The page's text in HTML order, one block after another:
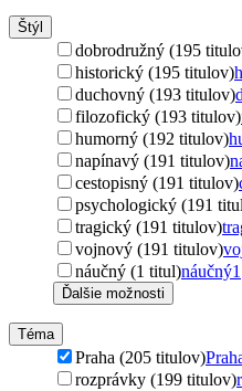
Štýl
dobrodružný (195
historický (195 titulov)
duchovný (193 titulov)
filozofický (193 titulov)
humorný (192 titulov)
napínavý (191 titulov)
cestopisný (191 titulov)
psychologický (191
tragický (191 titulov)
vojnový (191 titulov)
náučný (1 titul)náučný1
Ďalšie možnosti
Téma
Praha (205 titulov)
rozprávky (199 titulov)